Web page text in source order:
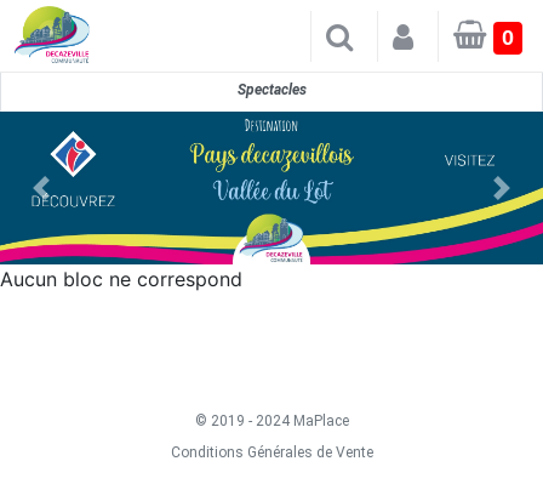
×0
Spectacles
Aucun bloc ne correspond
© 2019 - 2024 MaPlace
Conditions Générales de Vente